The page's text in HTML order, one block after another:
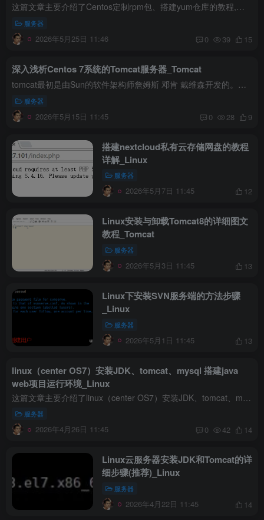
这篇文章主要介绍了Centos定制rpm包、搭建yum仓库的教程,感兴趣的朋友跟随小编一起看看吧 1 保留yum安装软件时下载下来的rpm包 只需修改yum配置文件即可。下载下来的rpm包会自动保存在/var/cach...
服务器
2026年5月25日 11:46 0 39 15
深入浅析Centos 7系统的Tomcat服务器_Tomcat
tomcat最初是由Sun的软件架构师詹姆斯 邓肯 戴维森开发的。后来他帮助将其变为开源项目，并由Sun贡献给Apache软件基金会。这篇文章主要介绍了Centos 7系统的Tomcat服务器的相关知识,需要的朋友...
服务器
2026年5月15日 11:45 0 28 9
搭建nextcloud私有云存储网盘的教程
详解_Linux
服务器
2026年5月7日 11:45 12
Linux安装与卸载Tomcat8的详细图文
教程_Tomcat
服务器
2026年5月3日 11:45 13
Linux下安装SVN服务端的方法步骤
_Linux
服务器
2026年5月1日 11:45 13
linux（center OS7）安装JDK、tomcat、mysql 搭建java
web项目运行环境_Linux
这篇文章主要介绍了linux（center OS7）安装JDK、tomcat、mysql 搭建java web项目环境，本文给大家介绍的非常详细，具有一定的参考借鉴价值,需要的朋友可以参考下 一、安装JDK 1.卸载旧版本或者...
服务器
2026年4月26日 11:45 0 42 14
Linux云服务器安装JDK和Tomcat的详
细步骤(推荐)_Linux
服务器
2026年4月22日 11:45 14